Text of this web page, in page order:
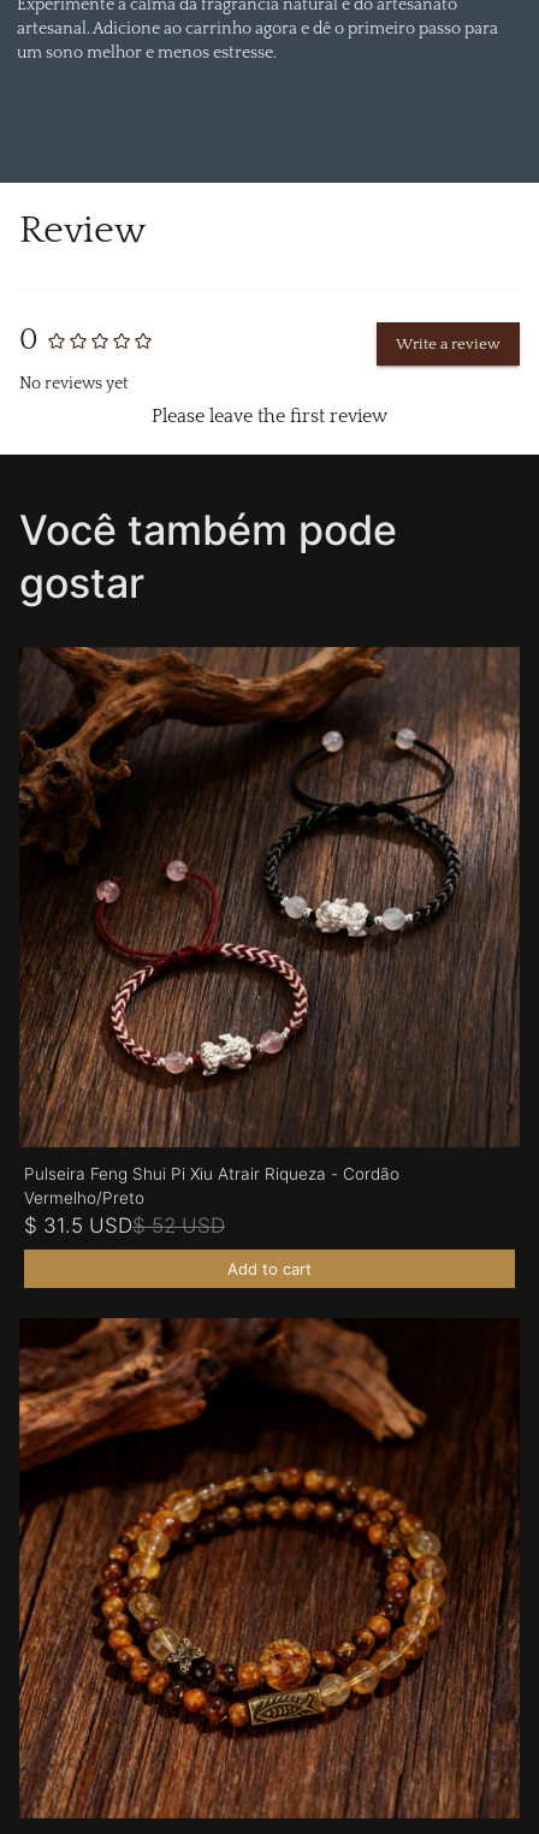
Experimente a calma da fragrância natural e do artesanato
artesanal. Adicione ao carrinho agora e dê o primeiro passo para
um sono melhor e menos estresse.
Review
0
No reviews yet
Write a review
Please leave the first review
Você também pode
gostar
Pulseira Feng Shui Pi Xiu Atrair Riqueza - Cordão
Vermelho/Preto
$ 31.5 USD$ 52 USD
Add to cart